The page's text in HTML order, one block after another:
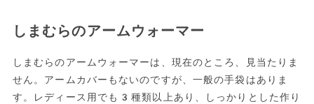
しまむらのアームウォーマー
しまむらのアームウォーマーは、現在のところ、見当たりま
せん。アームカバーもないのですが、一般の手袋はありま
す。レディース用でも3種類以上あり、しっかりとした作り